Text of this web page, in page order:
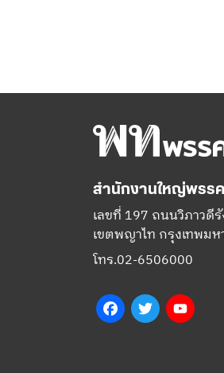
สำนักงานใหญ่พรรค
เลขที่ 197 ถนนวิภาวดี
เขตพญาไท กรุงเทพม
โทร.02-6506000
FacebookTwitter